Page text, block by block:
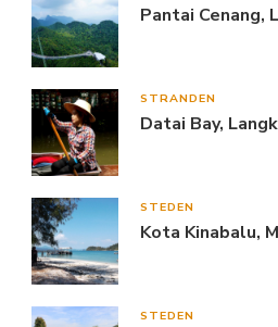
Pantai Cenang,
STRANDEN
Datai Bay,
STEDEN
Kota Kinabalu,
STEDEN